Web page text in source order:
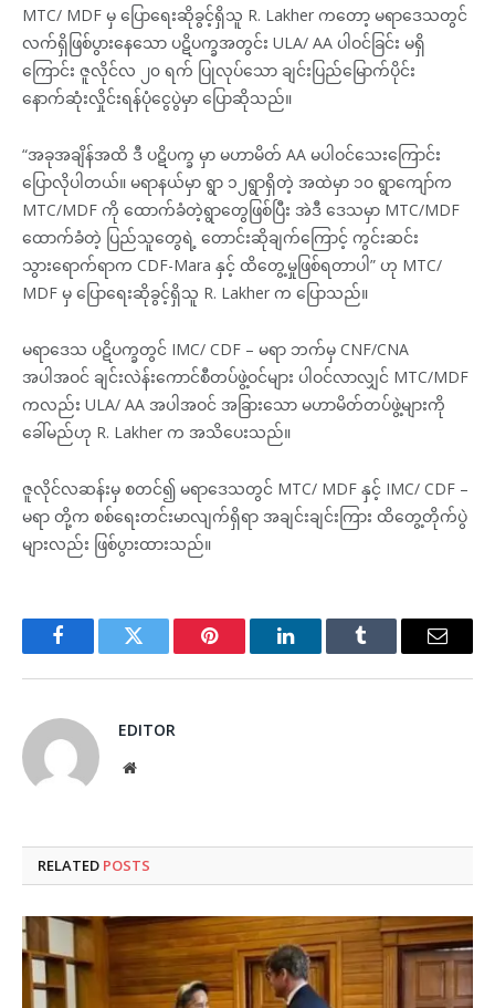
MTC/ MDF မှ ပြောရေးဆိုခွင့်ရှိသူ R. Lakher ကတော့ မရာဒေသတွင်
လက်ရှိဖြစ်ပွားနေသော ပဋိပက္ခအတွင်း ULA/ AA ပါဝင်ခြင်း မရှိ
ကြောင်း ဇူလိုင်လ ၂၀ ရက် ပြုလုပ်သော ချင်းပြည်မြောက်ပိုင်း
နောက်ဆုံးလှိုင်းရန်ပုံငွေပွဲမှာ ပြောဆိုသည်။
“အခုအချိန်အထိ ဒီ ပဋိပက္ခ မှာ မဟာမိတ် AA မပါဝင်သေးကြောင်း
ပြောလိုပါတယ်။ မရာနယ်မှာ ရွာ ၁၂ရွာရှိတဲ့ အထဲမှာ ၁၀ ရွာကျော်က
MTC/MDF ကို ထောက်ခံတဲ့ရွာတွေဖြစ်ပြီး အဲဒီ ဒေသမှာ MTC/MDF
ထောက်ခံတဲ့ ပြည်သူတွေရဲ့ တောင်းဆိုချက်ကြောင့် ကွင်းဆင်း
သွားရောက်ရာက CDF-Mara နှင့် ထိတွေ့မှုဖြစ်ရတာပါ” ဟု MTC/
MDF မှ ပြောရေးဆိုခွင့်ရှိသူ R. Lakher က ပြောသည်။
မရာဒေသ ပဋိပက္ခတွင် IMC/ CDF – မရာ ဘက်မှ CNF/CNA
အပါအဝင် ချင်းလဲန်းကောင်စီတပ်ဖွဲ့ဝင်များ ပါဝင်လာလျှင် MTC/MDF
ကလည်း ULA/ AA အပါအဝင် အခြားသော မဟာမိတ်တပ်ဖွဲ့များကို
ခေါ်မည်ဟု R. Lakher က အသိပေးသည်။
ဇူလိုင်လဆန်းမှ စတင်၍ မရာဒေသတွင် MTC/ MDF နှင့် IMC/ CDF –
မရာ တို့က စစ်ရေးတင်းမာလျက်ရှိရာ အချင်းချင်းကြား ထိတွေ့တိုက်ပွဲ
များလည်း ဖြစ်ပွားထားသည်။
FacebookTwitter Pinterest LinkedInTumblr Email
EDITOR
Website
RELATED POSTS